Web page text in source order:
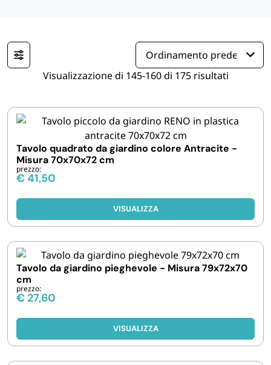
PERSONA E MEDICALI
PARTY
BIODEGRADABILE
Visualizzazione di 145-160 di 175 risultati
Tavolo quadrato da giardino colore Antracite -
Misura 70x70x72 cm
prezzo:
€41,50
VISUALIZZA
Tavolo da giardino pieghevole - Misura 79x72x70
cm
prezzo:
€ 27,60
VISUALIZZA